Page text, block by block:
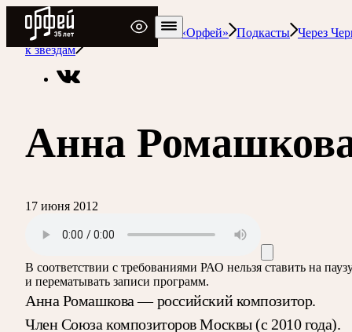
Радио Орфей
Радио классической музыки «Орфей»
Подкасты Через
к звездам
Анна
17 июня 2012
В соответствии с требованиями РАО нельзя ставить на
и перематывать записи программ.
Анна Ромашкова — российский композитор.
Член Союза композиторов Москвы (с 2010 года).